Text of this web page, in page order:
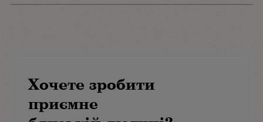
Хочете зробити
приємне